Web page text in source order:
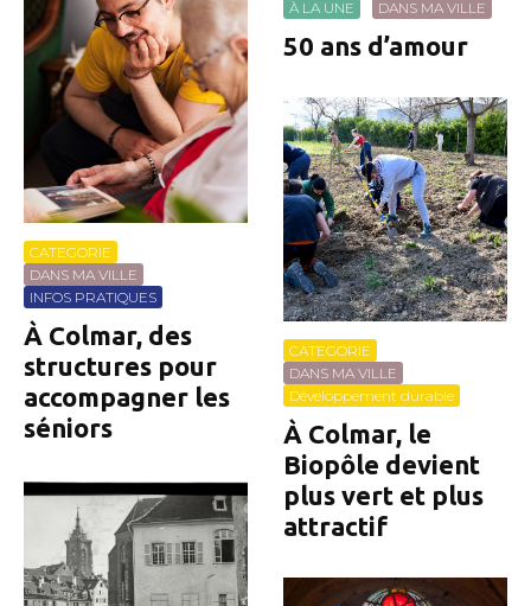
CATEGORIE
DANS MA VILLE
INFOS PRATIQUES
À Colmar, des
structures pour
accompagner les
séniors
À LA UNE DANS MA VILLE
50 ans d’amour
CATEGORIE
DANS MA VILLE
Développement durable
À Colmar, le
Biopôle devient
plus vert et plus
attractif